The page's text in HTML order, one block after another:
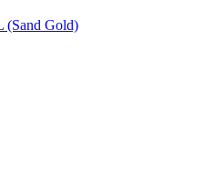
(Sand Gold)